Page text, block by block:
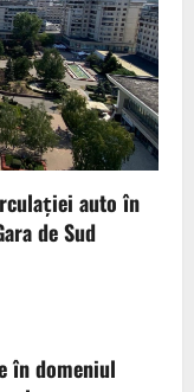
auto în
de Sud
în domeniul